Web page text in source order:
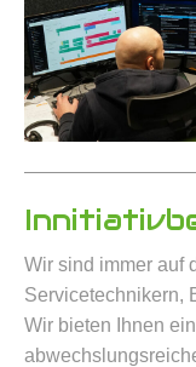
Wir sind immer auf
Servicetechnikern,
Wir bieten Ihnen